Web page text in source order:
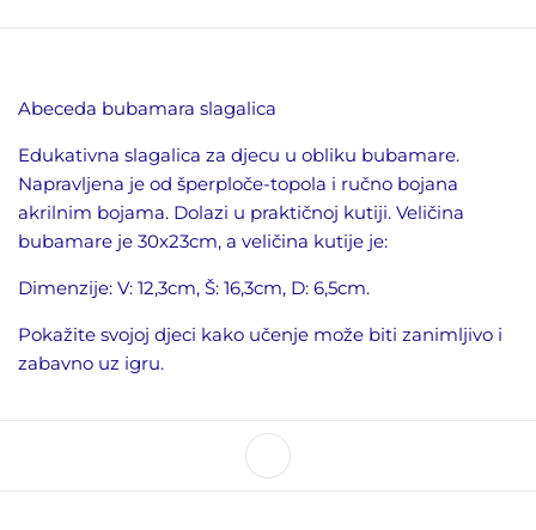
Abeceda bubamara slagalica
Edukativna slagalica za djecu u obliku bubamare.
Napravljena je od šperploče-topola i ručno bojana
akrilnim bojama. Dolazi u praktičnoj kutiji. Veličina
bubamare je 30x23cm, a veličina kutije je:
Dimenzije: V: 12,3cm, Š: 16,3cm, D: 6,5cm.
Pokažite svojoj djeci kako učenje može biti zanimljivo i
zabavno uz igru.